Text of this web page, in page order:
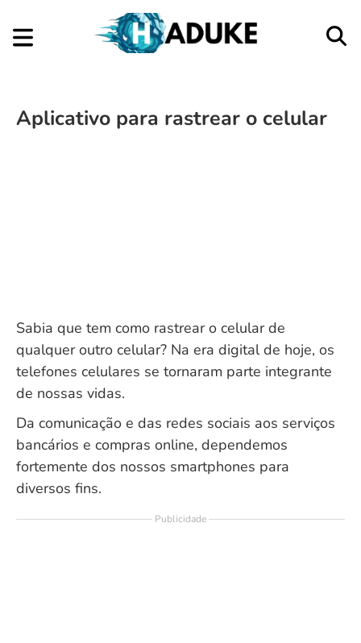
Aplicativo para rastrear o celular
Sabia que tem como rastrear o celular de
qualquer outro celular? Na era digital de hoje, os
telefones celulares se tornaram parte integrante
de nossas vidas.
Da comunicação e das redes sociais aos serviços
bancários e compras online, dependemos
fortemente dos nossos smartphones para
diversos fins.
Publicidade